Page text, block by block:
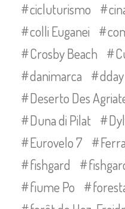
cicluturismo
colli Euganei
Crosby Beach
danimarca
dday
Deserto Des
Duna di Pilat
Eurovelo 7
fishgard
fiume Po